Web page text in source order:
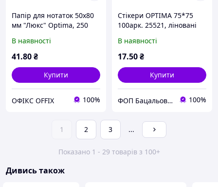
Папір для нотаток 50х80
мм "Люкс" Optima, 250
В наявності
41.80₴
Купити
ОФІКС OFFIX 100%
Стікери OPTIMA 75*75
100арк. 25521, ліновані
В наявності
17.50₴
Купити
ФОП Бацальова Тетяна Юріївна 100%
1 2 3 ...
Показано 1 - 29 товарів з 100+
Дивись також